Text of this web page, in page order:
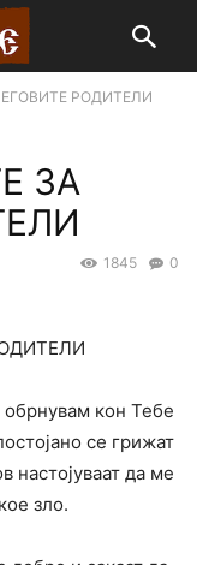
РОДИТЕЛИ
ЗА
0
1845
обрнувам кон Тебе
се грижат
настојуваат да ме
зло.